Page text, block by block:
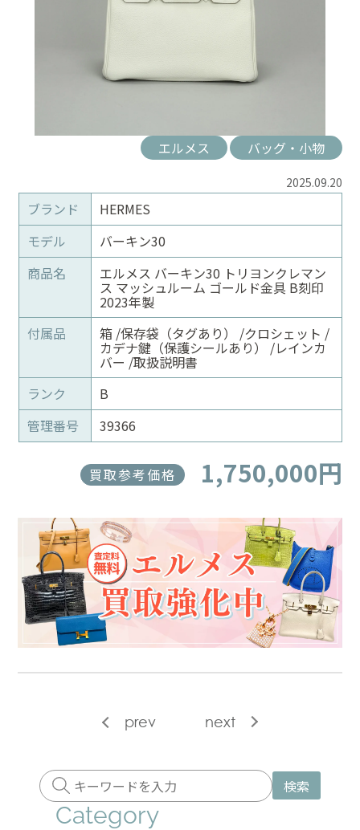
エルメス バッグ・小物
2025.09.20
ブランド
HERMES
モデル
バーキン30
商品名
エルメス バーキン30 トリヨンクレマン
ス マッシュルーム ゴールド金具 B刻印
2023年製
付属品
箱 /保存袋（タグあり） /クロシェット /
カデナ鍵（保護シールあり） /レインカ
バー /取扱説明書
ランク
B
管理番号
39366
買取参考価格 1,750,000円
prev next
検索
Category